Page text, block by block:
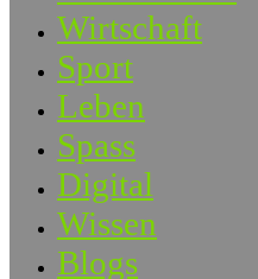
Wirtschaft
Sport
Leben
Spass
Digital
Wissen
Blogs